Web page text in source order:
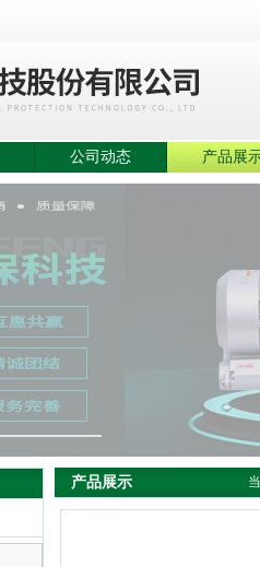
公司动态 产品展
产品展示